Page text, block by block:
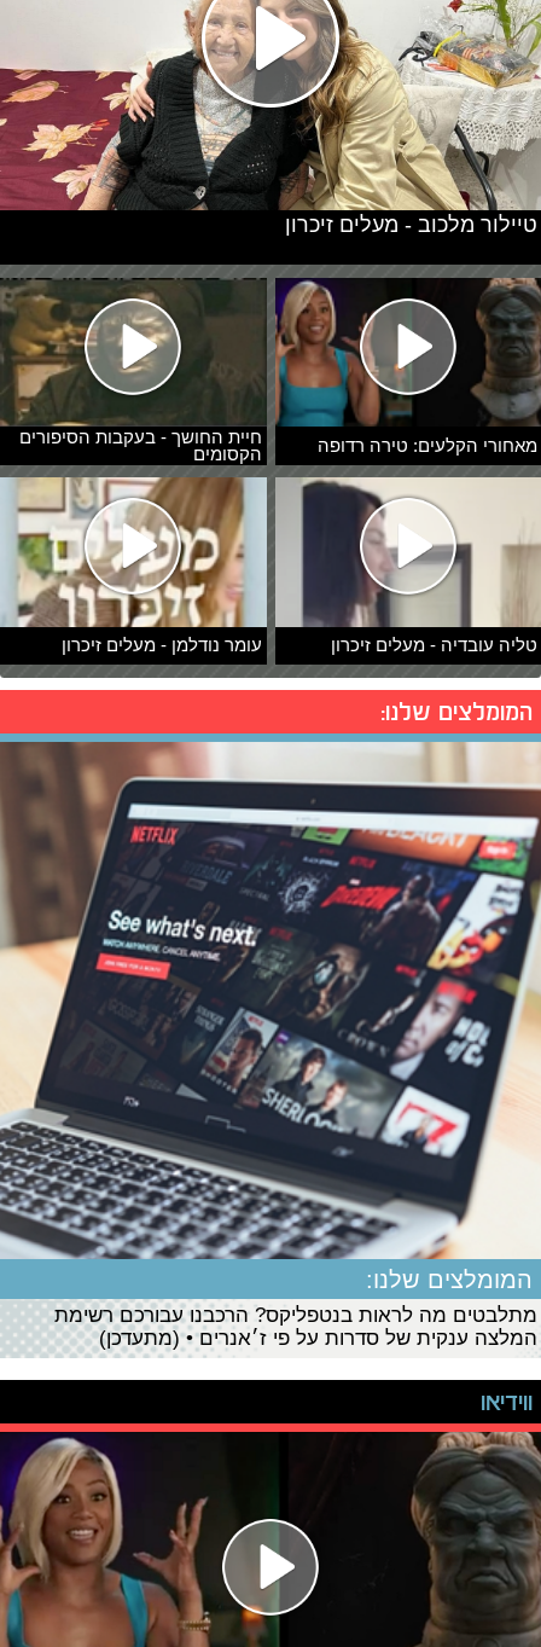
מאחורי הקלעים: טירה רדופה
חיית החושך - בעקבות הסיפורים
הקסומים
טליה עובדיה - מעלים זיכרון עומר נודלמן - מעלים זיכרון
טיילור מלכוב - מעלים זיכרון
המומלצים שלנו:
המומלצים שלנו:
מתלבטים מה לראות בנטפליקס? הרכבנו עבורכם רשימת
המלצה ענקית של סדרות על פי ז׳אנרים • (מתעדכן)
ווידיאו